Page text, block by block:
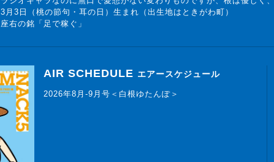
3月3日（桃の節句・耳の日）生まれ（出生地はときがわ町）
座右の銘「足で稼ぐ」
AIR SCHEDULE エアースケジュール
2026年8月-9月号＜白根ゆたんぽ＞